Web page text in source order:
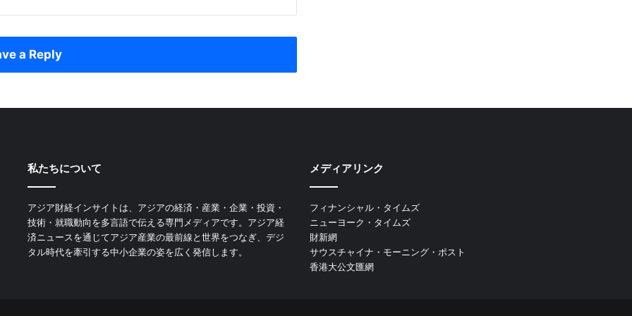
a Reply
私たちについて
アジア財経インサイトは、アジアの経済・産業・企業・投資・
技術・就職動向を多言語で伝える専門メディアです。アジア経
済ニュースを通じてアジア産業の最前線と世界をつなぎ、デジ
タル時代を牽引する中小企業の姿を広く発信します。
メディアリンク
フィナンシャル・タイムズ
ニューヨーク・タイムズ
財新網
サウスチャイナ・モーニング・ポスト
香港大公文匯網